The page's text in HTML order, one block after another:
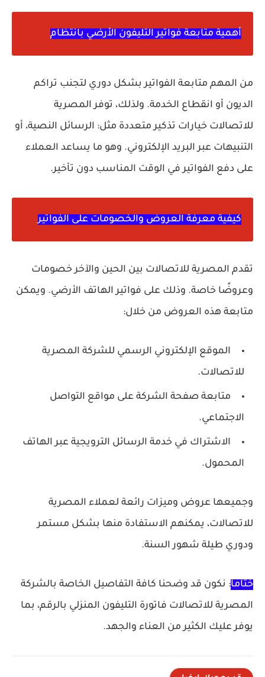
أهمية متابعة فواتير التليفون الأرضي بانتظام
من المهم متابعة الفواتير بشكل دوري لتجنب تراكم
الديون أو انقطاع الخدمة. ولذلك، توفر المصرية
للاتصالات خيارات تذكير متعددة مثل: الرسائل النصية، أو
التنبيهات عبر البريد الإلكتروني. وهو ما يساعد العملاء
على دفع الفواتير في الوقت المناسب دون تأخير.
كيفية معرفة العروض والخصومات على الفواتير
تقدم المصرية للاتصالات بين الحين والآخر خصومات
وعروضًا خاصة. وذلك على فواتير الهاتف الأرضي. ويمكن
متابعة هذه العروض من خلال:
الموقع الإلكتروني الرسمي للشركة المصرية
للاتصالات.
متابعة صفحة الشركة على مواقع التواصل
الاجتماعي.
الاشتراك في خدمة الرسائل الترويجية عبر الهاتف
المحمول.
وجميعها عروض وميزات رائعة لعملاء المصرية
للاتصالات، يمكنهم الاستفادة منها بشكل مستمر
ودوري طيلة شهور السنة.
ختاماً: نكون قد وضحنا كافة التفاصيل الخاصة بالشركة
المصرية للاتصالات فاتورة التليفون المنزلي بالرقم، بما
يوفر عليك الكثير من العناء والجهد.